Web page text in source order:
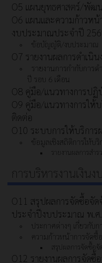
O5 แผนยุทธศาสตร์/พัฒ
O6 แผนและความก้าวหน้
งบประมาณประจําปี
ข้อบัญญัติ/งบประมาณ
O7 รายงานผลการดำเนิ
รายงานการกำกับการด
ปี รอบ 6 เดือน
O8 คู่มือ/แนวทางการปฏิ
O9 คู่มือ/แนวทางการให้
ติดต่อ
O10 ระบบการให้บริการ
ข้อมูลเชิงสถิติการให้บริ
รายงานผลการสำ
การบริหารงานเงิน
O11 สรุปผลการจัดซื้อจัด
ประจำปีงบประมาณ พ.ศ
ประกาศต่างๆ เกี่ยวกับ
ความก้าวหน้าการจัดซื้
สรุปผลการจัดซื้อจั
O12 รายงานผลการจัด